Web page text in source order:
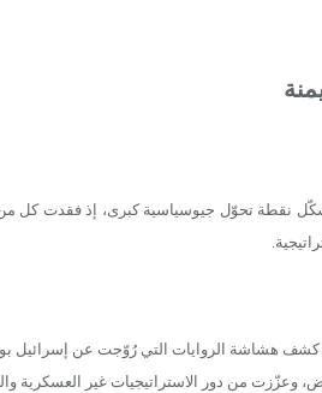
2024 (بعد نحو 13 عامًا من الحرب) شكّل نقطة تحوّل جيوسياسية كبرى،
هشاشة الروايات التي رُوّجت عن إسرائيل
من دور الاستراتيجيات غير العسكرية